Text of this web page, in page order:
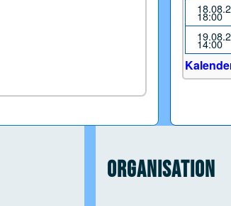
18:00
14:00
Organisation